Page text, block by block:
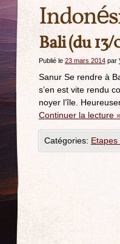
Bali (du 13/
Publié le 23 mars 2014 par
Sanur Se rendre à
s’en est vite rendu
noyer l’île.
Continuer la lecture
Catégories: Etapes